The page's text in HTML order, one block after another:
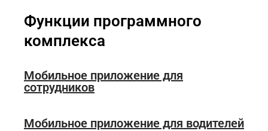
Функции программного
комплекса
Мобильное приложение для
сотрудников
Мобильное приложение для водителей